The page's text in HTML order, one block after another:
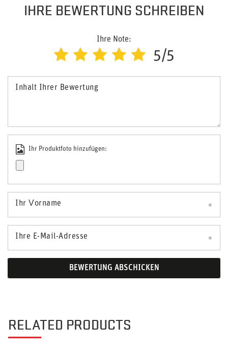
IHRE BEWERTUNG SCHREIBEN
Ihre Note:
5/5
Inhalt Ihrer Bewertung
Ihr Produktfoto hinzufügen:
Ihr Vorname
Ihre E-Mail-Adresse
BEWERTUNG ABSCHICKEN
RELATED PRODUCTS